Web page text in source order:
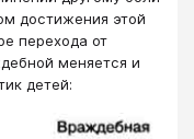
достижения этой
перехода от
меняется и
детей: